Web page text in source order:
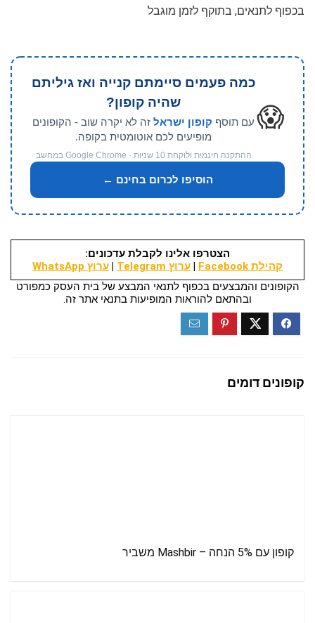
בכפוף לתנאים, בתוקף לזמן מוגבל
😱
כמה פעמים סיימתם קנייה ואז גיליתם
שהיה קופון?
עם תוסף קופון ישראל זה לא יקרה שוב - הקופונים
מופיעים לכם אוטומטית בקופה.
ההתקנה חינמית ולוקחת 10 שניות · Google Chrome במחשב
הוסיפו לכרום בחינם ←
הצטרפו אלינו לקבלת עדכונים:
קהילת Facebook
| ערוץ Telegram | ערוץ WhatsApp
הקופונים והמבצעים בכפוף לתנאי המבצע של בית העסק כמפורט
ובהתאם להוראות המופיעות בתנאי אתר זה.
קופונים דומים
קופון עם 5% הנחה – Mashbir משביר